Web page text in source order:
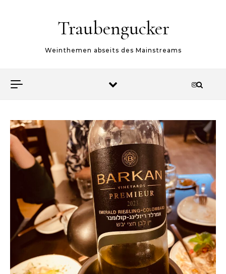
Traubengucker
Weinthemen abseits des Mainstreams